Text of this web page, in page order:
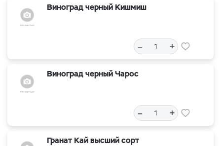
Виноград черный Кишмиш
– +
Виноград черный Чарос
– +
Гранат Кай высший сорт